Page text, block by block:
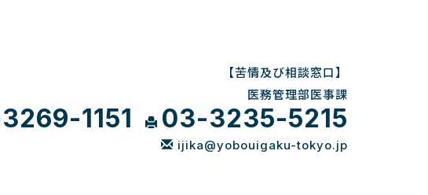
【苦情及び相談窓口】
医務管理部医事課
1151 03-3235-5215
ijika@yobouigaku-tokyo.jp